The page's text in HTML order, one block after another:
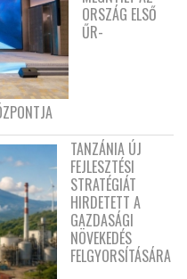
ORSZÁG ELSŐ
ŰR-
TANZÁNIA ÚJ
FEJLESZTÉSI
STRATÉGIÁT
HIRDETETT A
GAZDASÁGI
NÖVEKEDÉS
FELGYORSÍTÁSÁRA